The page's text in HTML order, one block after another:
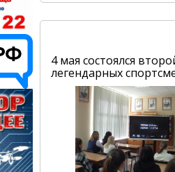
4 мая состоялся
легендарных